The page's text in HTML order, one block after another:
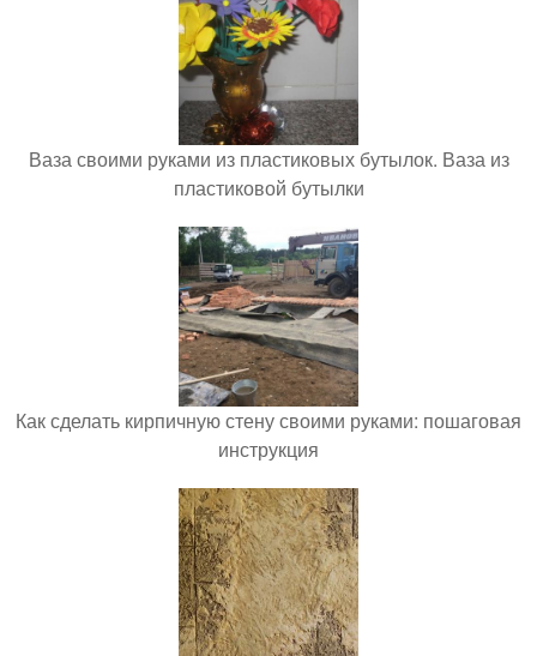
Ваза своими руками из пластиковых бутылок. Ваза из
пластиковой бутылки
Как сделать кирпичную стену своими руками: пошаговая
инструкция